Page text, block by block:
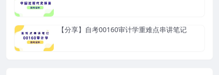
【分享】自考00160审计学重难点串讲笔记